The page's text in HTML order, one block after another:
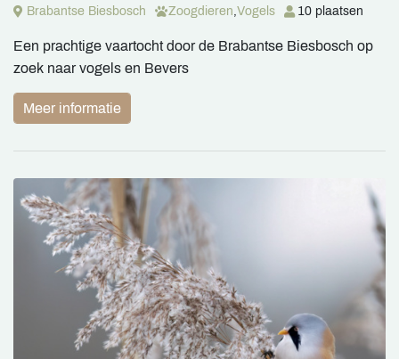
Brabantse Biesbosch
Zoogdieren,Vogels 10 plaatsen
Een prachtige vaartocht door de Brabantse Biesbosch op
zoek naar vogels en Bevers
Meer informatie